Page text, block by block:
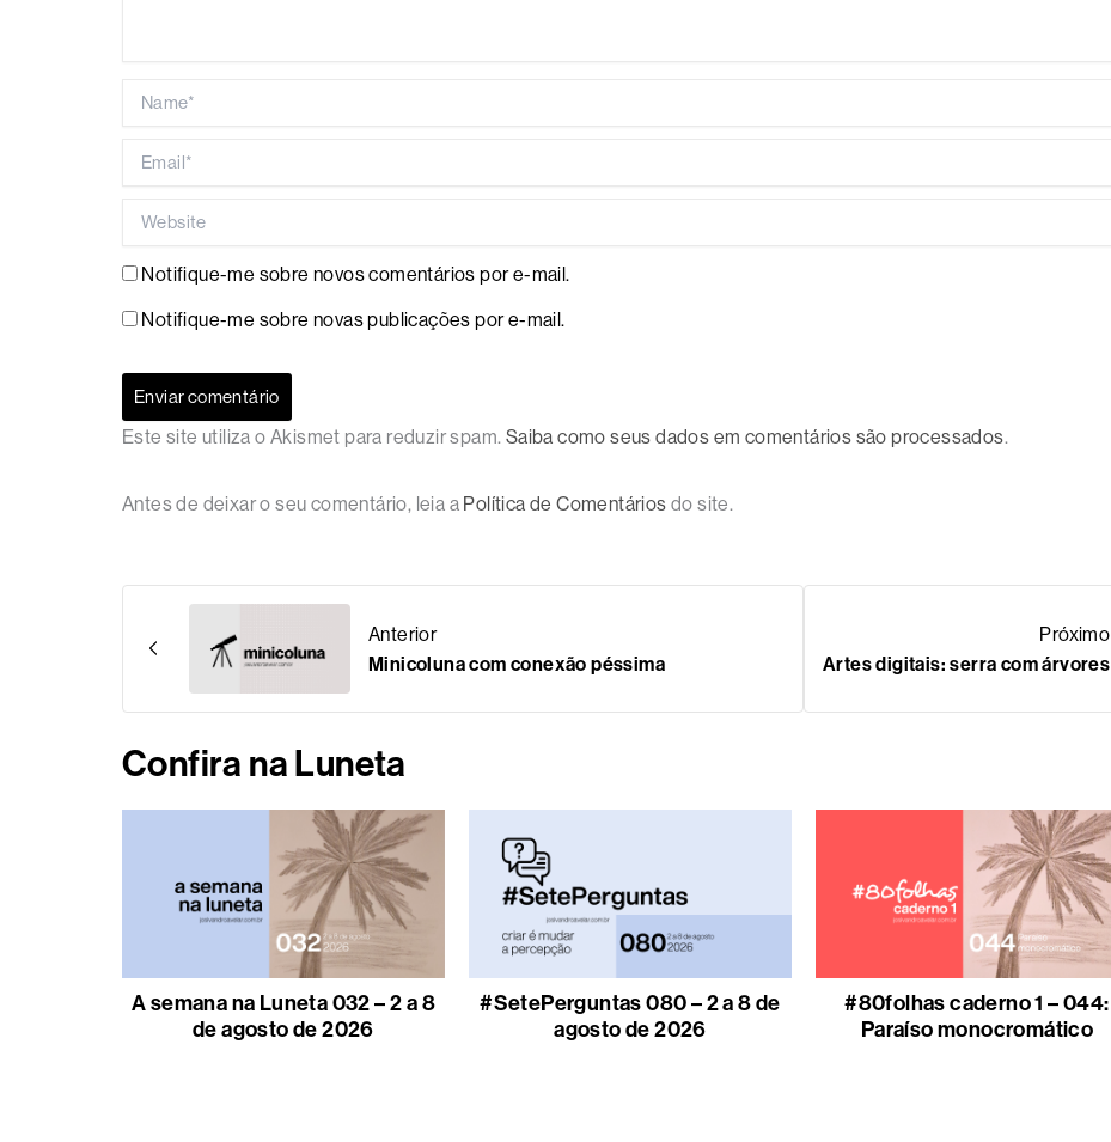
Notifique-me sobre novos comentários por e-mail.
Notifique-me sobre novas publicações por e-mail.
Este site utiliza o Akismet para reduzir spam. Saiba como seus dados em comentários são processados.
Antes de deixar o seu comentário, leia a Política de Comentários do site.
Anterior
Minicoluna com conexão péssima
Próximo
Artes digitais: serra com árvores
Confira na Luneta
A semana na Luneta 032 – 2 a 8
de agosto de 2026
#SetePerguntas 080 – 2 a 8 de
agosto de 2026
#80folhas caderno 1 – 044:
Paraíso monocromático